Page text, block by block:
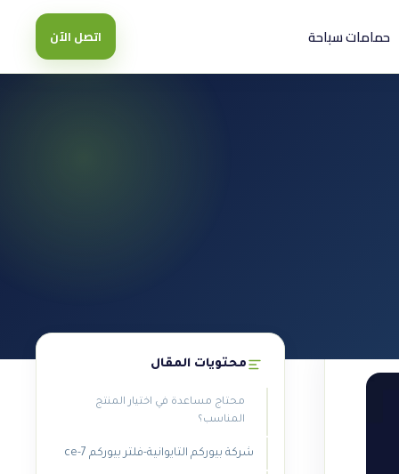
حمامات سباحة اتصل الآن
محتويات المقال
محتاج مساعدة في اختيار المنتج
المناسب؟
شركة بيوركم التايوانية-فلتر بيوركم ce-7